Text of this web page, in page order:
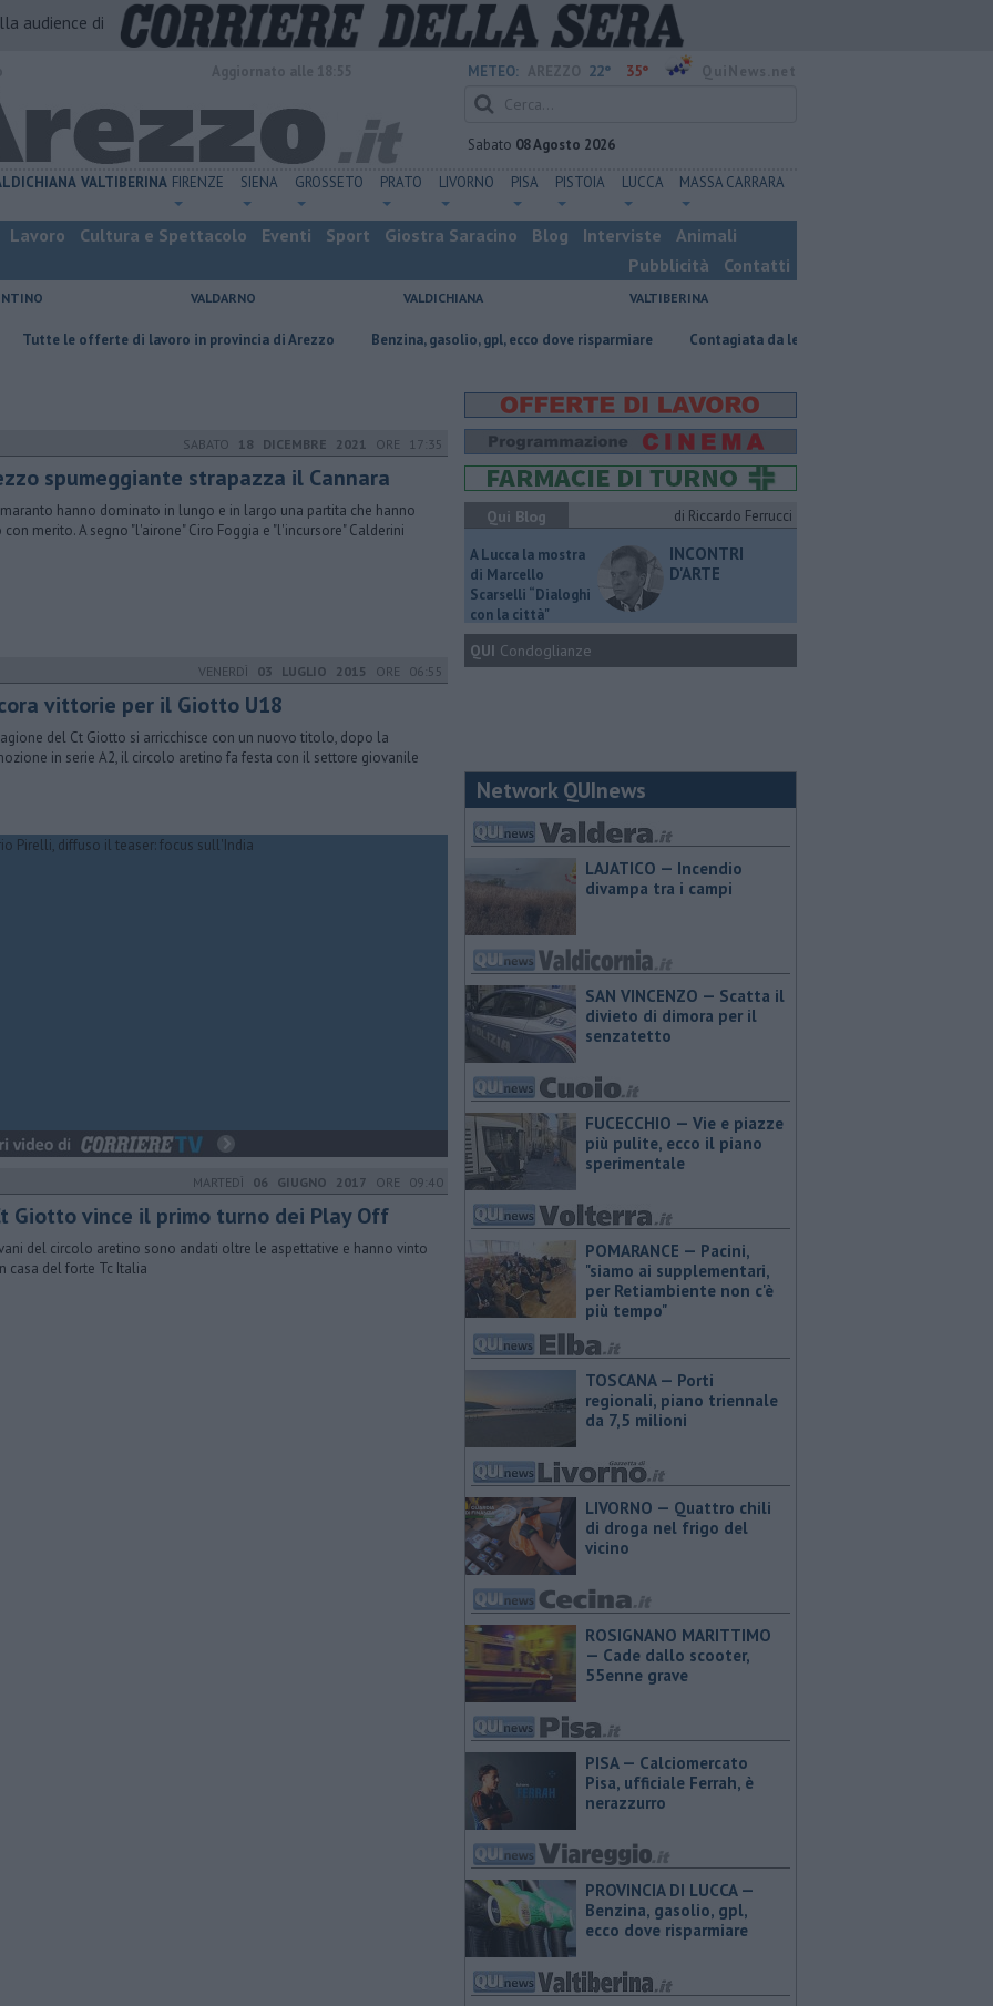
audience di
METEO: 22° 35°
Sabato 08 Agosto 2026
VALTIBERINA FIRENZE SIENA GROSSETO PRATO LIVORNO PISA PISTOIA LUCCA MASSA CARRARA
Lavoro Cultura e Spettacolo Eventi Sport Giostra Saracino Blog Interviste
Animali
Pubblicità
Contatti
VALDARNO VALDICHIANA VALTIBERINA
di lavoro in provincia di Arezzo ​Benzina, gasolio, gpl, ecco dove risparmiare Contagiata da legionella, non ce l'ha fatta
SABATO 18 DICEMBRE 2021 ORE 17:35
spumeggiante strapazza il Cannara
hanno dominato in lungo e in largo una partita che hanno
con merito. A segno "l'airone" Ciro Foggia e "l'incursore" Calderini
VENERDÌ 03 LUGLIO 2015 ORE 06:55
vittorie per il Giotto U18
del Ct Giotto si arricchisce con un nuovo titolo, dopo la
in serie A2, il circolo aretino fa festa con il settore giovanile
MARTEDÌ 06 GIUGNO 2017 ORE 09:40
Giotto vince il primo turno dei Play Off
del circolo aretino sono andati oltre le aspettative e hanno vinto
casa del forte Tc Italia
Qui Blog di Riccardo Ferrucci
A Lucca la mostra
di Marcello
Scarselli “Dialoghi
con la città"
INCONTRI
D'ARTE
QUI Condoglianze
Network QUInews
LAJATICO — Incendio
divampa tra i campi
SAN VINCENZO — Scatta il
divieto di dimora per il
senzatetto
FUCECCHIO — Vie e piazze
più pulite, ecco il piano
sperimentale
POMARANCE — Pacini,
"siamo ai supplementari,
per Retiambiente non c'è
più tempo"
TOSCANA — Porti
regionali, piano triennale
da 7,5 milioni
LIVORNO — Quattro chili
di droga nel frigo del
vicino
ROSIGNANO MARITTIMO
— Cade dallo scooter,
55enne grave
PISA — Calciomercato
Pisa, ufficiale Ferrah, è
nerazzurro
PROVINCIA DI LUCCA — ​
Benzina, gasolio, gpl,
ecco dove risparmiare